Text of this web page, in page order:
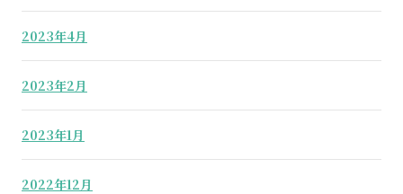
2023年4月
2023年2月
2023年1月
2022年12月